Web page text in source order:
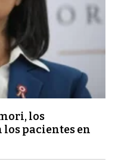
los
pacientes en